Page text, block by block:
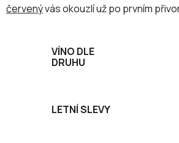
červenývás okouzlí už po prvním
VÍNO DLE
DRUHU
LETNÍ SLEVY